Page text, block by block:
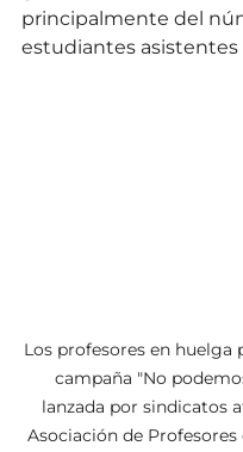
principalmente del
estudiantes asistentes
Los profesores en huelga
campaña "No
lanzada por sindicatos
Asociación de Profesores